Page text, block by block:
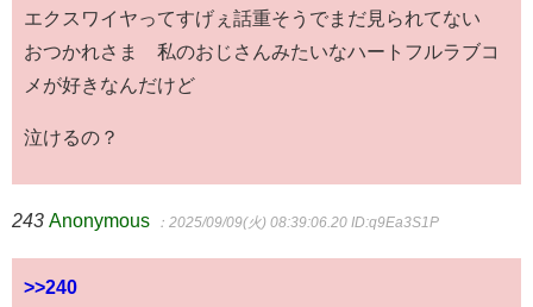
エクスワイヤってすげぇ話重そうでまだ見られてない
おつかれさま 私のおじさんみたいなハートフルラブコ
メが好きなんだけど
泣けるの？
243 Anonymous ：2025/09/09(火) 08:39:06.20 ID:q9Ea3S1P
>>240